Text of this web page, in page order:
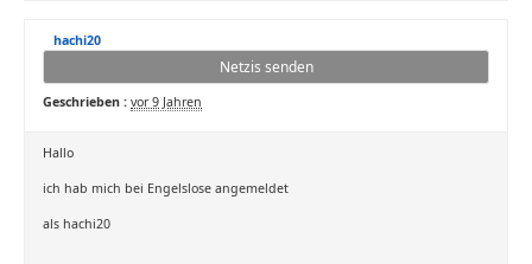
hachi20
Netzis senden
Geschrieben : vor 9 Jahren
Hallo
ich hab mich bei Engelslose angemeldet
als hachi20